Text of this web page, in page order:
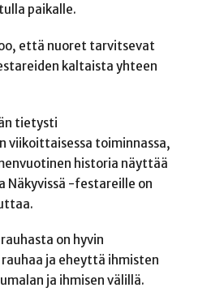
paikalle.
että nuoret tarvitsevat
kaltaista yhteen
tietysti
viikoittaisessa toiminnassa,
historia näyttää
Näkyvissä -festareille on
on hyvin
rauhaa ja eheyttä ihmisten
ja ihmisen välillä.